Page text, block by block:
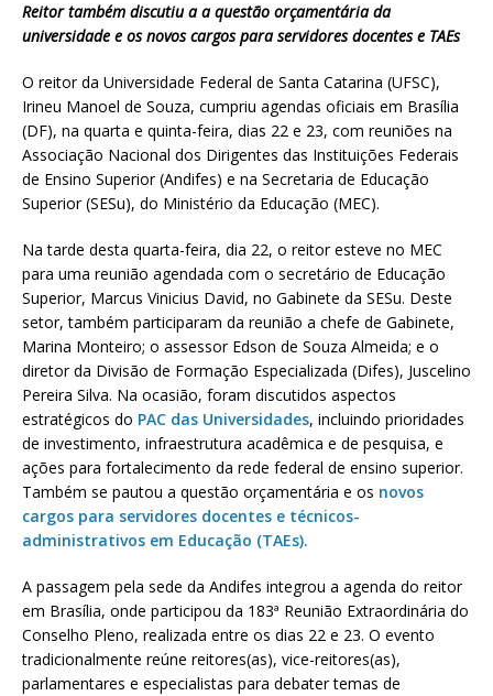
Reitor também discutiu a a questão orçamentária da
universidade e os novos cargos para servidores docentes e TAEs
O reitor da Universidade Federal de Santa Catarina (UFSC),
Irineu Manoel de Souza, cumpriu agendas oficiais em Brasília
(DF), na quarta e quinta-feira, dias 22 e 23, com reuniões na
Associação Nacional dos Dirigentes das Instituições Federais
de Ensino Superior (Andifes) e na Secretaria de Educação
Superior (SESu), do Ministério da Educação (MEC).
Na tarde desta quarta-feira, dia 22, o reitor esteve no MEC
para uma reunião agendada com o secretário de Educação
Superior, Marcus Vinicius David, no Gabinete da SESu. Deste
setor, também participaram da reunião a chefe de Gabinete,
Marina Monteiro; o assessor Edson de Souza Almeida; e o
diretor da Divisão de Formação Especializada (Difes), Juscelino
Pereira Silva. Na ocasião, foram discutidos aspectos
estratégicos do PAC das Universidades, incluindo prioridades
de investimento, infraestrutura acadêmica e de pesquisa, e
ações para fortalecimento da rede federal de ensino superior.
Também se pautou a questão orçamentária e os novos
cargos para servidores docentes e técnicos-
administrativos em Educação (TAEs).
A passagem pela sede da Andifes integrou a agenda do reitor
em Brasília, onde participou da 183ª Reunião Extraordinária do
Conselho Pleno, realizada entre os dias 22 e 23. O evento
tradicionalmente reúne reitores(as), vice-reitores(as),
parlamentares e especialistas para debater temas de